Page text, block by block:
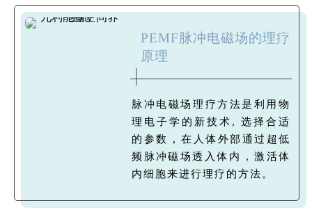
PEMF脉冲电磁场的理疗
原理
脉冲电磁场理疗方法是利用物
理电子学的新技术, 选择合适
的参数 , 在人体外部通过超低
频脉冲磁场透入体内 , 激活体
内细胞来进行理疗的方法。